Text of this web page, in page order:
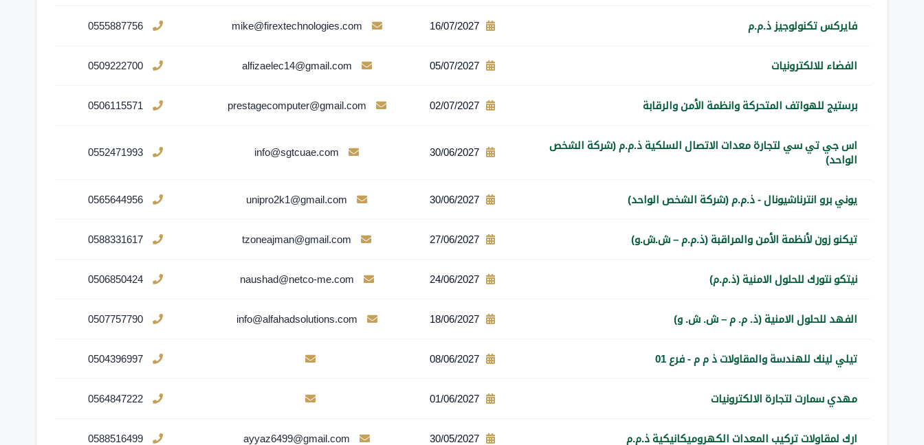
فايركس تكنولوجيز ذ.م.م 16/07/2027
mike@firextechnologies.com
0555887756
الفضاء للالكترونيات 05/07/2027
alfizaelec14@gmail.com
0509222700
برستيج للهواتف المتحركة وانظمة الأمن والرقابة 02/07/2027
prestagecomputer@gmail.com
0506115571
اس جي تي سي لتجارة معدات الاتصال السلكية ذ.م.م (شركة الشخص
الواحد)
30/06/2027
info@sgtcuae.com
0552471993
يوني برو انترناشيونال - ذ.م.م (شركة الشخص الواحد) 30/06/2027
unipro2k1@gmail.com
0565644956
تيكنو زون لأنظمة الأمن والمراقبة (ذ.م.م – ش.ش.و) 27/06/2027
tzoneajman@gmail.com
0588331617
نيتكو نتورك للحلول الامنية (ذ.م.م) 24/06/2027
naushad@netco-me.com
0506850424
الفهد للحلول الامنية (ذ. م. م – ش. ش. و) 18/06/2027
info@alfahadsolutions.com
0507757790
تيلي لينك للهندسة والمقاولات ذ م م - فرع 01 08/06/2027
0504396997
مهدي سمارت لتجارة الالكترونيات 01/06/2027
0564847222
ارك لمقاولات تركيب المعدات الكهروميكانيكية ذ.م.م 30/05/2027
ayyaz6499@gmail.com
0588516499